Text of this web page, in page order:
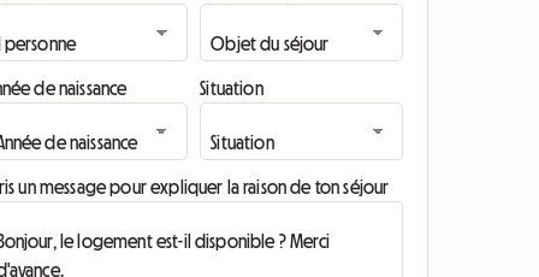
de naissance Situation
un message pour expliquer la raison de ton séjour